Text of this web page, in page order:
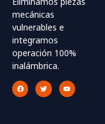
mecánicas
vulnerables e
integramos
operación 100%
inalámbrica.